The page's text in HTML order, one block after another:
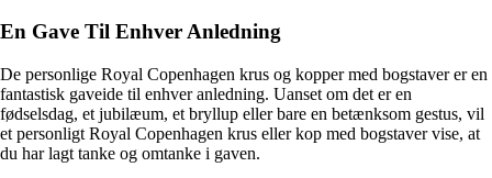
En Gave Til Enhver Anledning
De personlige Royal Copenhagen krus og kopper med bogstaver er en
fantastisk gaveide til enhver anledning. Uanset om det er en
fødselsdag, et jubilæum, et bryllup eller bare en betænksom gestus, vil
et personligt Royal Copenhagen krus eller kop med bogstaver vise, at
du har lagt tanke og omtanke i gaven.